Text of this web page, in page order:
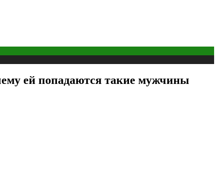
ей попадаются такие мужчины